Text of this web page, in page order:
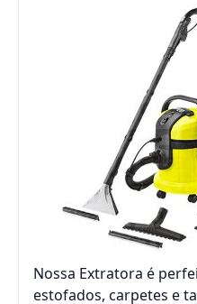
Nossa Extratora é
estofados, carpetes e